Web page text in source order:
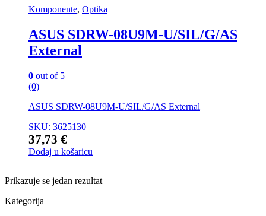
Komponente, Optika
ASUS SDRW-08U9M-U/SIL/G/AS
External
0 out of 5
(0)
ASUS SDRW-08U9M-U/SIL/G/AS External
SKU: 3625130
37,73 €
Dodaj u košaricu
Prikazuje se jedan rezultat
Kategorija